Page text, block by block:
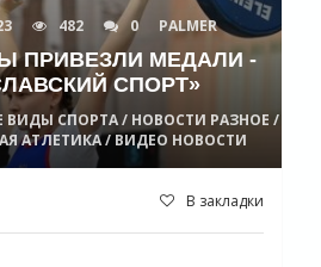
482 0 PALMER
ПРИВЕЗЛИ МЕДАЛИ -
СПОРТ»
ВИДЫ СПОРТА / НОВОСТИ РАЗНОЕ /
АТЛЕТИКА / ВИДЕО НОВОСТИ
В закладки